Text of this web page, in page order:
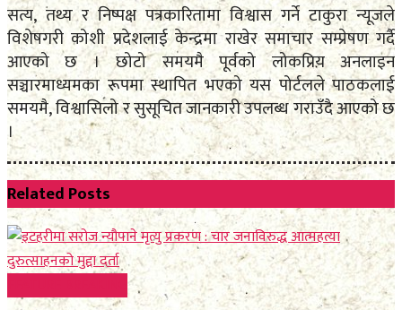
सत्य, तथ्य र निष्पक्ष पत्रकारितामा विश्वास गर्ने टाकुरा न्यूजले
विशेषगरी कोशी प्रदेशलाई केन्द्रमा राखेर समाचार सम्प्रेषण गर्दै
आएको छ । छोटो समयमै पूर्वको लोकप्रिय अनलाइन
सञ्चारमाध्यमका रूपमा स्थापित भएको यस पोर्टलले पाठकलाई
समयमै, विश्वासिलो र सुसूचित जानकारी उपलब्ध गराउँदै आएको छ
।
RelatedPosts